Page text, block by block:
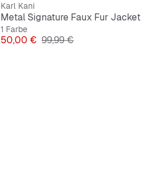
Karl Kani
Metal Signature Faux Fur Jacket
1 Farbe
Preis
50,00 € Originalpreis
99,99 €